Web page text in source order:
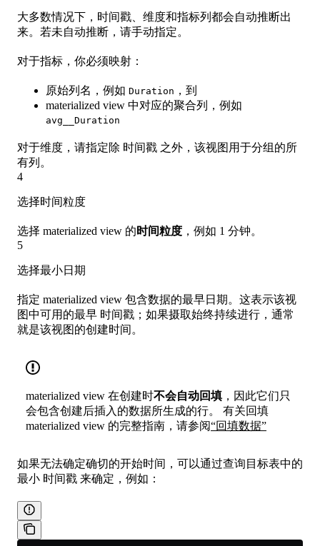
大多数情况下，时间戳、维度和指标列都会自动推断出
来。若未自动推断，请手动指定。
对于指标，你必须映射：
原始列名，例如 Duration ，到
materialized view 中对应的聚合列，例如
avg__Duration
对于维度，请指定除 时间戳 之外，该视图用于分组的所
有列。
4
选择时间粒度
选择 materialized view 的 时间粒度 ，例如 1 分钟。
5
选择最小日期
指定 materialized view 包含数据的最早日期。这表示该视
图中可用的最早 时间戳；如果摄取始终持续进行，通常
就是该视图的创建时间。
materialized view 在创建时不会自动回填 ，因此它们只
会包含创建后插入的数据所生成的行。 有关回填
materialized view 的完整指南，请参阅“回填数据”
如果无法确定确切的开始时间，可以通过查询目标表中的
最小 时间戳 来确定，例如：